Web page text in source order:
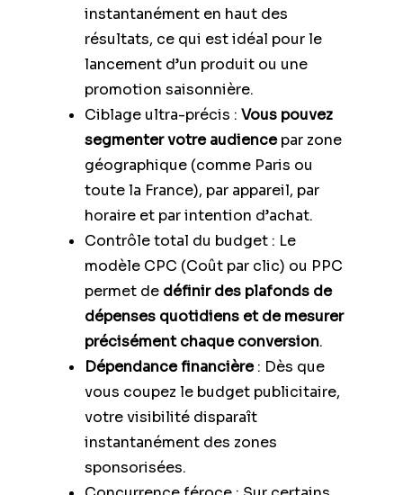
instantanément en haut des
résultats, ce qui est idéal pour le
lancement d’un produit ou une
promotion saisonnière.
Ciblage ultra-précis : Vous pouvez
segmenter votre audiencepar zone
géographique (comme Paris ou
toute la France), par appareil, par
horaire et par intention d’achat.
Contrôle total du budget : Le
modèle CPC (Coût par clic) ou PPC
permet de définir des plafonds de
dépenses quotidiens et de mesurer
précisément chaque conversion.
Dépendance financière: Dès que
vous coupez le budget publicitaire,
votre visibilité disparaît
instantanément des zones
sponsorisées.